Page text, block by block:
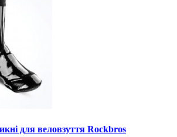
для веловзуття Rockbros